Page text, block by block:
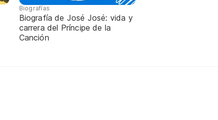
Biografías
Biografía de José José: vida y
carrera del Príncipe de la
Canción